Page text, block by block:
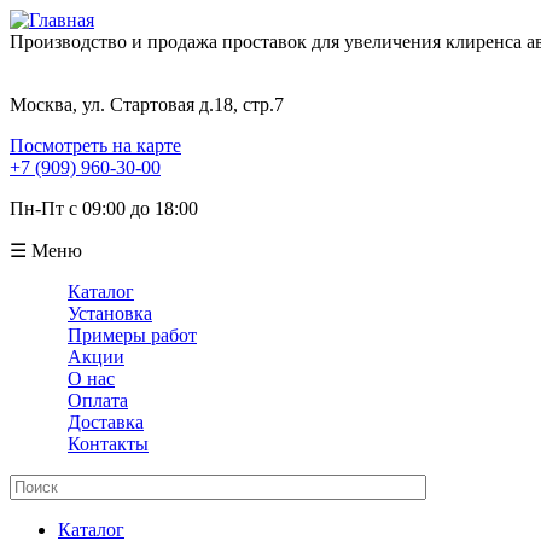
Производство и продажа проставок для увеличения клиренса
Москва, ул. Стартовая д.18, стр.7
Посмотреть на карте
+7 (909) 960-30-00
Пн-Пт с 09:00 до 18:00
☰ Меню
Каталог
Установка
Примеры работ
Акции
О нас
Оплата
Доставка
Контакты
Поиск
Каталог